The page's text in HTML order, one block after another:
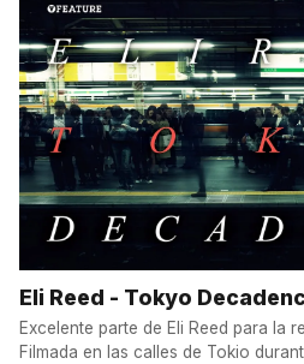
Eli Reed - Tokyo
Excelente parte de Eli Reed para la
Filmada en las calles de Tokio